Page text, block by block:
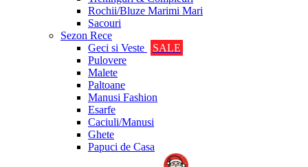
Rochii/Bluze Marimi Mari
Sacouri
Sezon Rece
Geci si Veste
SALE
Pulovere
Malete
Paltoane
Manusi Fashion
Esarfe
Caciuli/Manusi
Ghete
Papuci de Casa